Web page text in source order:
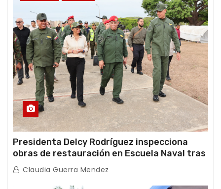
Presidenta Delcy Rodríguez inspecciona
obras de restauración en Escuela Naval tras
afectaciones sísmicas en La Guaira
Claudia Guerra Mendez